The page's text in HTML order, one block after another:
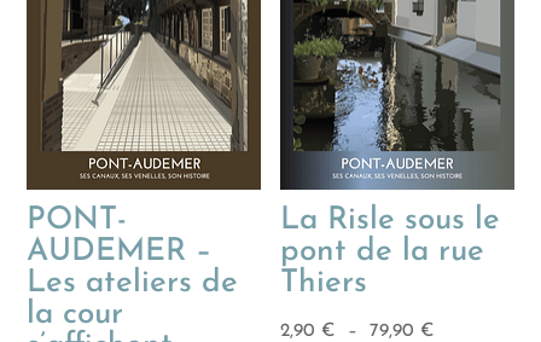
PONT-
AUDEMER –
Les ateliers de
la cour
La Risle sous le
pont de la rue
Thiers
2,90 € – 79,90 €